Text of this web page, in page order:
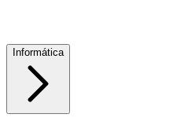
Informática